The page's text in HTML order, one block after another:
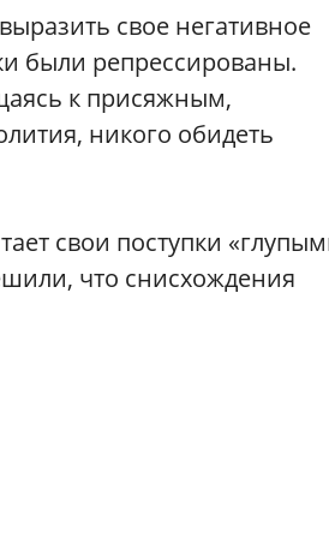
свое негативное
были репрессированы.
к присяжным,
никого обидеть
свои поступки
что снисхождения